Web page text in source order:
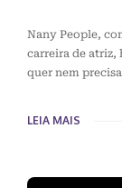
Nany People,
carreira de atriz,
quer nem
LEIA MAIS